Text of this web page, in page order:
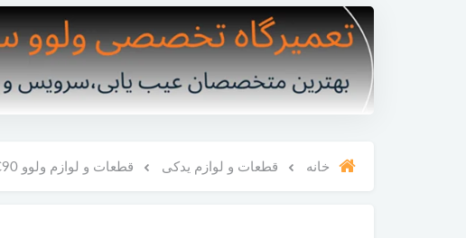
خانه قطعات و لوازم یدکی قطعات و لوازم ولوو XC90